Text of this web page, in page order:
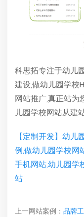
科思拓专注于幼儿
建设,做幼儿园学校
网站推广,真正站为
儿园学校网站从建
【定制开发】幼
例,做幼儿园学校网
手机网站,幼儿园学
站
上一网站案例： 品牌